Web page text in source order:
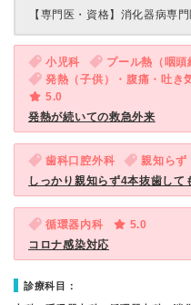
【専門医・資格】 消化器病専
小児科
プール熱（咽頭
発熱（子供）・腹痛・吐き
5.0
発熱が続いての救急外来
歯科口腔外科 親知らず
しっかり親知らず4本抜歯して
循環器内科
5.0
コロナ感染対応
診療科目：